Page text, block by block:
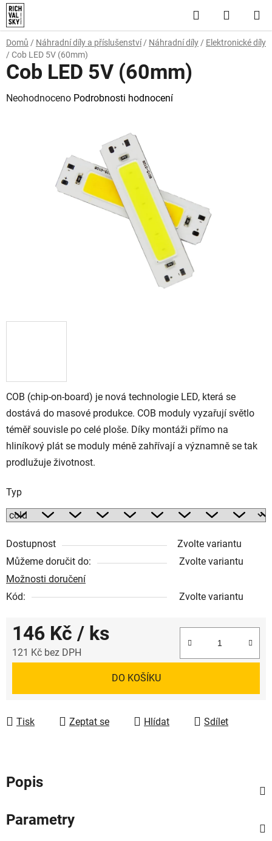
Přejít
na
obsah
Hledat
KOŠÍK
Domů / Náhradní díly a příslušenství / Náhradní díly / Elektronické díly
/ Cob LED 5V (60mm)
COB (chip-on-board) je nová technologie LED, která se
dostává do masové produkce. COB moduly vyzařují světlo
téměř souvisle po celé ploše. Díky montáži přímo na
hliníkový plát se moduly méně zahřívají a významně se tak
prodlužuje životnost.
Typ
Dostupnost
Zvolte variantu
Můžeme doručit do:
Zvolte variantu
Možnosti doručení
Kód:
Zvolte variantu
146 Kč / ks
121 Kč bez DPH
DO KOŠÍKU
Tisk Zeptat se Hlídat Sdílet
Cob LED 5V (60mm)
Průměrné
Neohodnoceno Podrobnosti hodnocení
Popis
Parametry